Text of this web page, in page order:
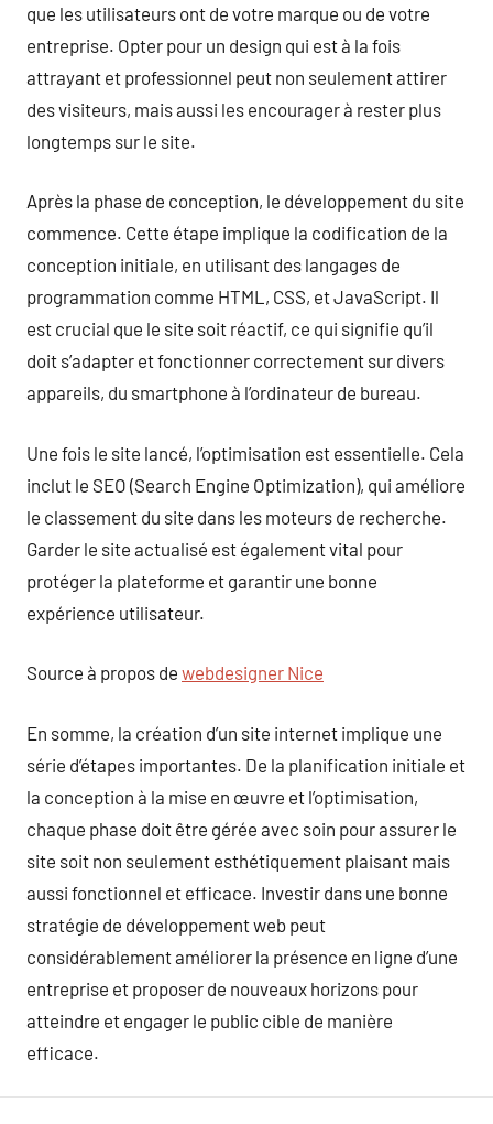
que les utilisateurs ont de votre marque ou de votre
entreprise. Opter pour un design qui est à la fois
attrayant et professionnel peut non seulement attirer
des visiteurs, mais aussi les encourager à rester plus
longtemps sur le site.
Après la phase de conception, le développement du site
commence. Cette étape implique la codification de la
conception initiale, en utilisant des langages de
programmation comme HTML, CSS, et JavaScript. Il
est crucial que le site soit réactif, ce qui signifie qu’il
doit s’adapter et fonctionner correctement sur divers
appareils, du smartphone à l’ordinateur de bureau.
Une fois le site lancé, l’optimisation est essentielle. Cela
inclut le SEO (Search Engine Optimization), qui améliore
le classement du site dans les moteurs de recherche.
Garder le site actualisé est également vital pour
protéger la plateforme et garantir une bonne
expérience utilisateur.
Source à propos de webdesigner Nice
En somme, la création d’un site internet implique une
série d’étapes importantes. De la planification initiale et
la conception à la mise en œuvre et l’optimisation,
chaque phase doit être gérée avec soin pour assurer le
site soit non seulement esthétiquement plaisant mais
aussi fonctionnel et efficace. Investir dans une bonne
stratégie de développement web peut
considérablement améliorer la présence en ligne d’une
entreprise et proposer de nouveaux horizons pour
atteindre et engager le public cible de manière
efficace.